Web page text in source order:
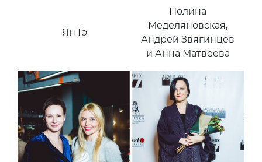
Ян Гэ
Полина
Меделяновская,
Андрей Звягинцев
и Анна Матвеева